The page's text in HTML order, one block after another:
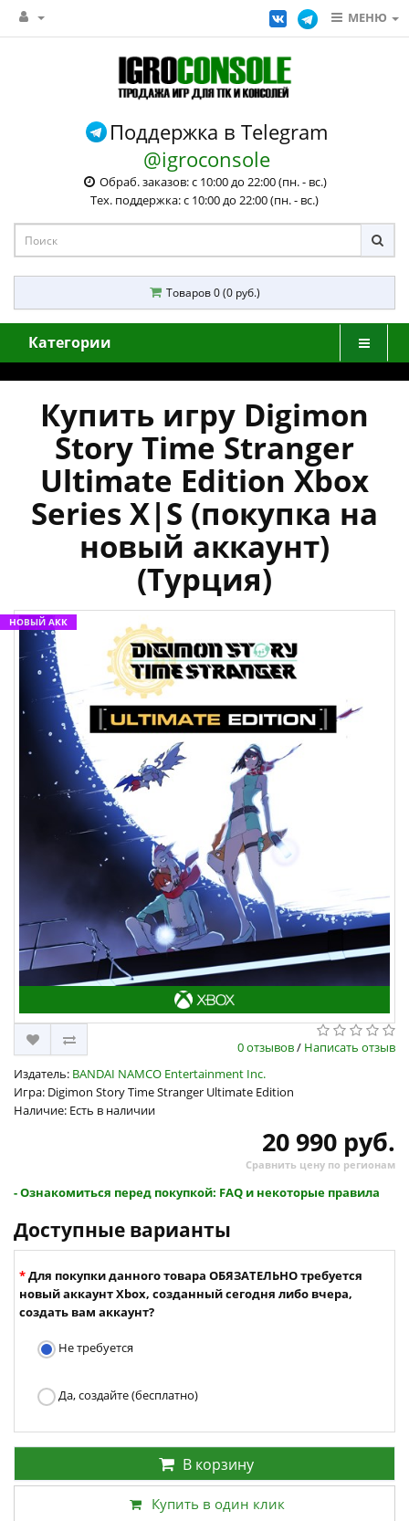
МЕНЮ
Поддержка в Telegram
@igroconsole
Обраб. заказов: с 10:00 до 22:00 (пн. - вс.)
Тех. поддержка: с 10:00 до 22:00 (пн. - вс.)
Товаров 0 (0 руб.)
Категории
Купить игру Digimon
Story Time Stranger
Ultimate Edition Xbox
Series X|S (покупка на
новый аккаунт)
(Турция)
НОВЫЙ АКК
0 отзывов/ Написать отзыв
Издатель: BANDAI NAMCO Entertainment Inc.
Игра: Digimon Story Time Stranger Ultimate Edition
Наличие: Есть в наличии
20 990 руб.
Сравнить цену по регионам
- Ознакомиться перед покупкой: FAQ и некоторые правила
Доступные варианты
Для покупки данного товара ОБЯЗАТЕЛЬНО требуется
новый аккаунт Xbox, созданный сегодня либо вчера,
создать вам аккаунт?
Не требуется
Да, создайте (бесплатно)
В корзину
Купить в один клик